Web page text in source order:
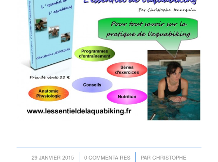
29 JANVIER 2015
/ 0 COMMENTAIRES
/ PAR CHRISTOPHE